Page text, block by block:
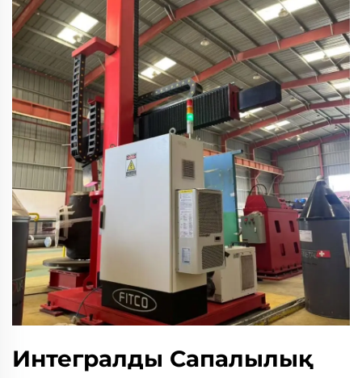
Интегралды Сапалылық